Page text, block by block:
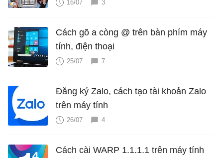
16/07 3
Cách gõ a còng @ trên bàn phím máy
tính, điện thoại
25/07 7
Đăng ký Zalo, cách tạo tài khoản Zalo
trên máy tính
26/07 4
Cách cài WARP 1.1.1.1 trên máy tính